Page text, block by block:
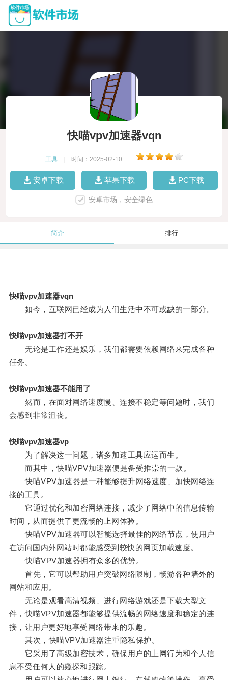
快喵vpv加速器vqn
工具 时间：2025-02-10
安卓下载 苹果下载 PC下载
安卓市场，安全绿色
简介 排行
快喵vpv加速器vqn
如今，互联网已经成为人们生活中不可或缺的一部分。
快喵vpv加速器打不开
无论是工作还是娱乐，我们都需要依赖网络来完成各种
任务。
快喵vpv加速器不能用了
然而，在面对网络速度慢、连接不稳定等问题时，我们
会感到非常沮丧。
快喵vpv加速器vp
为了解决这一问题，诸多加速工具应运而生。
而其中，快喵VPV加速器便是备受推崇的一款。
快喵VPV加速器是一种能够提升网络速度、加快网络连
接的工具。
它通过优化和加密网络连接，减少了网络中的信息传输
时间，从而提供了更流畅的上网体验。
快喵VPV加速器可以智能选择最佳的网络节点，使用户
在访问国内外网站时都能感受到较快的网页加载速度。
快喵VPV加速器拥有众多的优势。
首先，它可以帮助用户突破网络限制，畅游各种墙外的
网站和应用。
无论是观看高清视频、进行网络游戏还是下载大型文
件，快喵VPV加速器都能够提供流畅的网络速度和稳定的连
接，让用户更好地享受网络带来的乐趣。
其次，快喵VPV加速器注重隐私保护。
它采用了高级加密技术，确保用户的上网行为和个人信
息不受任何人的窥探和跟踪。